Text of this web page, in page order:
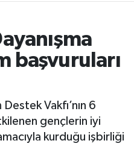
başvuruları
Vakfı’nın 6
gençlerin iyi
kurduğu işbirliği